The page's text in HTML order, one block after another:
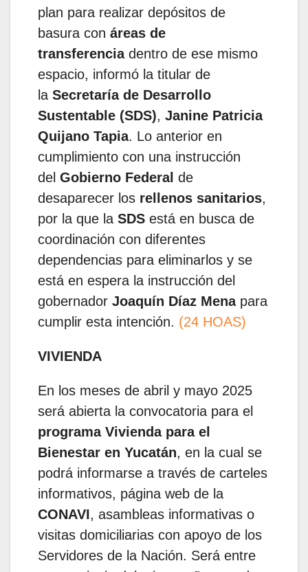
plan para realizar depósitos de
basura con áreas de
transferenciadentro de ese mismo
espacio, informó la titular de
la Secretaría de Desarrollo
Sustentable (SDS), Janine Patricia
Quijano Tapia. Lo anterior en
cumplimiento con una instrucción
del Gobierno Federal de
desaparecer los rellenos sanitarios,
por la que la SDS está en busca de
coordinación con diferentes
dependencias para eliminarlos y se
está en espera la instrucción del
gobernador Joaquín Díaz Menapara
cumplir esta intención. (24 HOAS)
VIVIENDA
En los meses de abril y mayo 2025
será abierta la convocatoria para el
programa Vivienda para el
Bienestar en Yucatán, en la cual se
podrá informarse a través de carteles
informativos, página web de la
CONAVI, asambleas informativas o
visitas domiciliarias con apoyo de los
Servidores de la Nación. Será entre